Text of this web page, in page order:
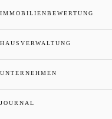
IMMOBILIENBEWERTUNG
HAUSVERWALTUNG
UNTERNEHMEN
JOURNAL